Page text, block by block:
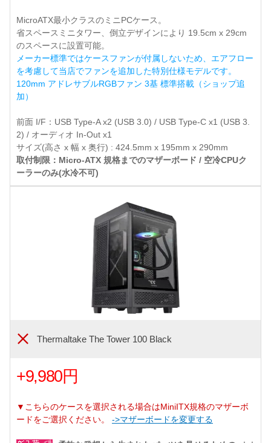
MicroATX最小クラスのミニPCケース。
省スペースミニタワー、倒立デザインにより 19.5cm x 29cm
のスペースに設置可能。
メーカー標準ではケースファンが付属しないため、エアフロー
を考慮して当店でファンを追加した特別仕様モデルです。
120mm アドレサブルRGBファン 3基 標準搭載（ショップ追
加）
前面 I/F：USB Type-A x2 (USB 3.0) / USB Type-C x1 (USB 3.
2) / オーディオ In-Out x1
サイズ(高さ x 幅 x 奥行) : 424.5mm x 195mm x 290mm
取付制限：Micro-ATX 規格までのマザーボード / 空冷CPUク
ーラーのみ(水冷不可)
Thermaltake The Tower 100 Black
+9,980円
▼こちらのケースを選択される場合はMiniITX規格のマザーボ
ードをご選択ください。 ->マザーボードを変更する